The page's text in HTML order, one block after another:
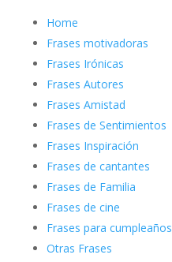
Home
Frases motivadoras
Frases Irónicas
Frases Autores
Frases Amistad
Frases de Sentimientos
Frases Inspiración
Frases de cantantes
Frases de Familia
Frases de cine
Frases para cumpleaños
Otras Frases